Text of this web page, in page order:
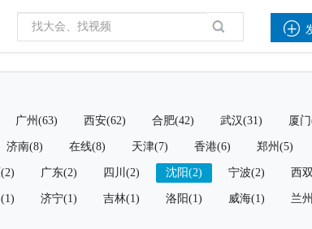

广州(63) 西安(62) 合肥(42) 武汉(31) 厦
济南(8) 在线(8) 天津(7) 香港(6) 郑州(5)
广东(2) 四川(2) 沈阳(2) 宁波(2) 西
济宁(1) 吉林(1) 洛阳(1) 威海(1) 兰